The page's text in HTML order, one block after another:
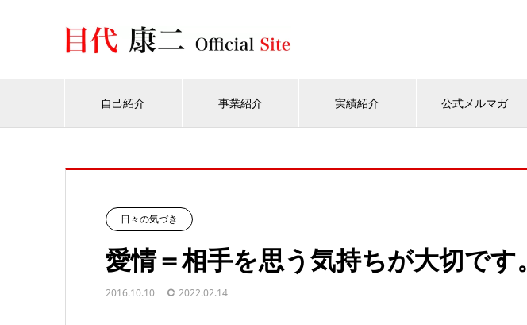
自己紹介 事業紹介 実績紹介 公式メルマガ
日々の気づき
愛情＝相手を思う気持ちが大切です。
2016.10.10 2022.02.14